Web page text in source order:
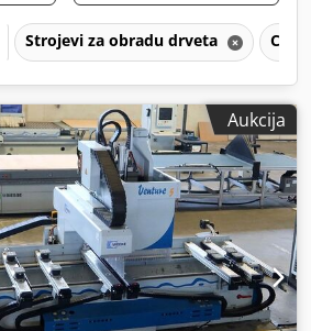
Strojevi za obradu drveta
Aukcija